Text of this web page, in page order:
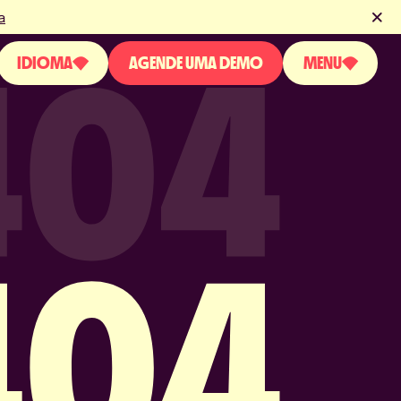
IDIOMA
ENGLISH
PORTUGUESE
AGENDE UMA DEMO MENU
SOBRE NÓS
PRODUTO
BLOG
NOVIDADES & EVENTOS
LICENÇAS & CERTIFICAÇÕES
FAQS
CONTATO